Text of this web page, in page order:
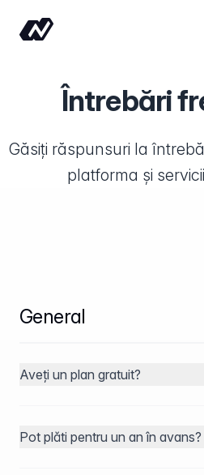
Întrebări
Găsiți răspunsuri la
platforma și
General
Aveți un plan gratuit?
Pot plăti pentru un an în avans?